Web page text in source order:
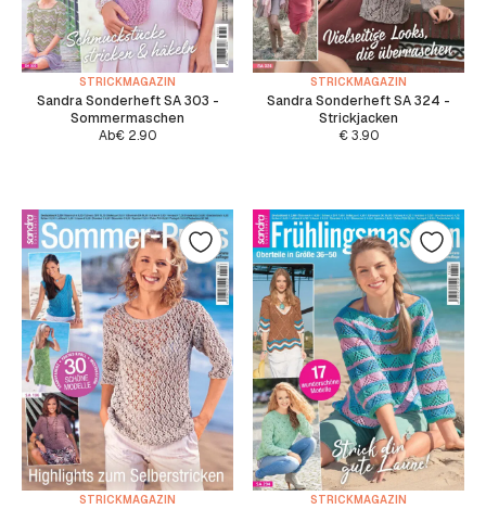
STRICKMAGAZIN
Sandra Sonderheft SA 303 -
Sommermaschen
Ab€2.90
STRICKMAGAZIN
Sandra Sonderheft SA 324 -
Strickjacken
€3.90
STRICKMAGAZIN STRICKMAGAZIN